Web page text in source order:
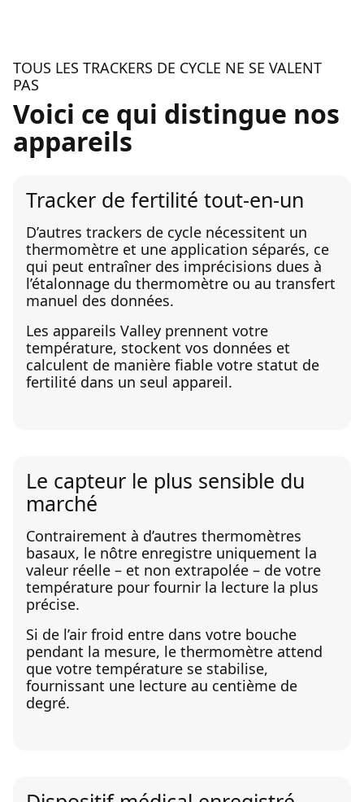
TOUS LES TRACKERS DE CYCLE NE SE VALENT
PAS
Voici ce qui distingue nos
appareils
Tracker de fertilité tout-en-un
D’autres trackers de cycle nécessitent un
thermomètre et une application séparés, ce
qui peut entraîner des imprécisions dues à
l’étalonnage du thermomètre ou au transfert
manuel des données.
Les appareils Valley prennent votre
température, stockent vos données et
calculent de manière fiable votre statut de
fertilité dans un seul appareil.
Le capteur le plus sensible du
marché
Contrairement à d’autres thermomètres
basaux, le nôtre enregistre uniquement la
valeur réelle – et non extrapolée – de votre
température pour fournir la lecture la plus
précise.
Si de l’air froid entre dans votre bouche
pendant la mesure, le thermomètre attend
que votre température se stabilise,
fournissant une lecture au centième de
degré.